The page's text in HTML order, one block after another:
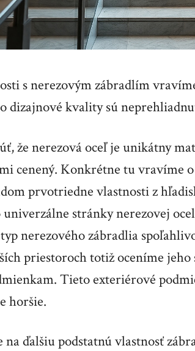
s nerezovým zábradlím
dizajnové kvality sú
že nerezová oceľ je unikátny
cenený. Konkrétne tu vravíme
prvotriedne vlastnosti z
stránky nerezovej
nerezového zábradlia
priestoroch totiž oceníme jeho
Tieto exteriérové
horšie.
na ďalšiu podstatnú vlastnosť